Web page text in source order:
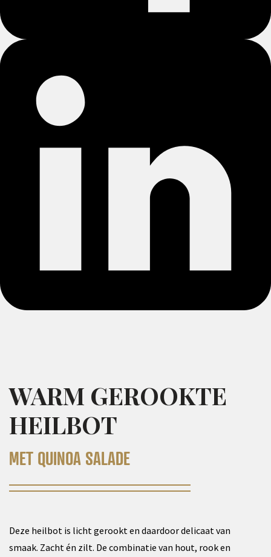
WARM GEROOKTE
HEILBOT
MET QUINOA SALADE
Deze heilbot is licht gerookt en daardoor delicaat van
smaak. Zacht én zilt. De combinatie van hout, rook en